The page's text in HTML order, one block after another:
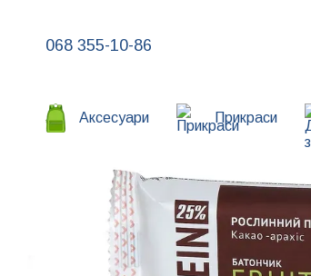
068 355-10-86
Аксесуари Прикраси